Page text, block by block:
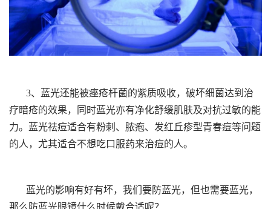
3、蓝光还能被痤疮杆菌的紫质吸收，破坏细菌达到治
疗暗疮的效果，同时蓝光亦有净化舒缓肌肤及对抗过敏的能
力。蓝光祛痘适合有粉刺、脓疱、发红丘疹型青春痘等问题
的人，尤其适合不想吃口服药来治痘的人。
蓝光的影响有好有坏，我们要防蓝光，但也需要蓝光，